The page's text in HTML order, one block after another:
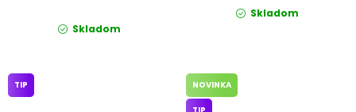
Skladom
Skladom
TIP NOVINKA